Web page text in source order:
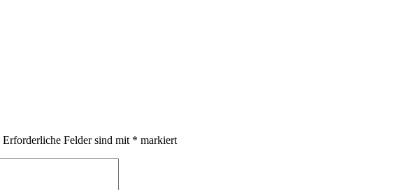
Erforderliche Felder sind mit * markiert